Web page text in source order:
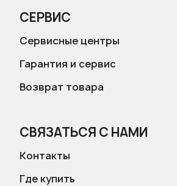
СЕРВИС
Сервисные центры
Гарантия и сервис
Возврат товара
СВЯЗАТЬСЯ С НАМИ
Контакты
Где купить